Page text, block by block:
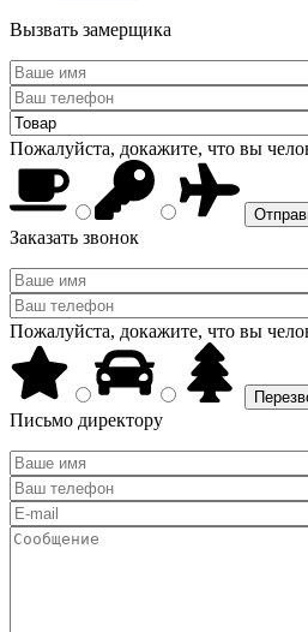
Вызвать замерщика
Пожалуйста, докажите, что вы
Заказать звонок
Пожалуйста, докажите, что вы
Письмо директору